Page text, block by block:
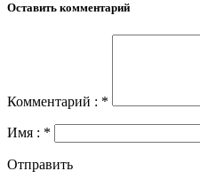
Оставить комментарий
Комментарий : *
Имя : *
Отправить